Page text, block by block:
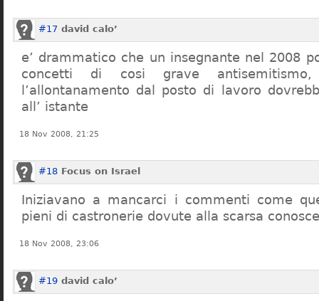
#17 david calo’
e’ drammatico che un insegnante nel 2008
concetti di cosi grave
l’allontanamento dal posto di lavoro
all’ istante
18 Nov 2008, 21:25
#18 Focus on Israel
Iniziavano a mancarci i commenti come
pieni di castronerie dovute alla scarsa
18 Nov 2008, 23:06
#19 david calo’